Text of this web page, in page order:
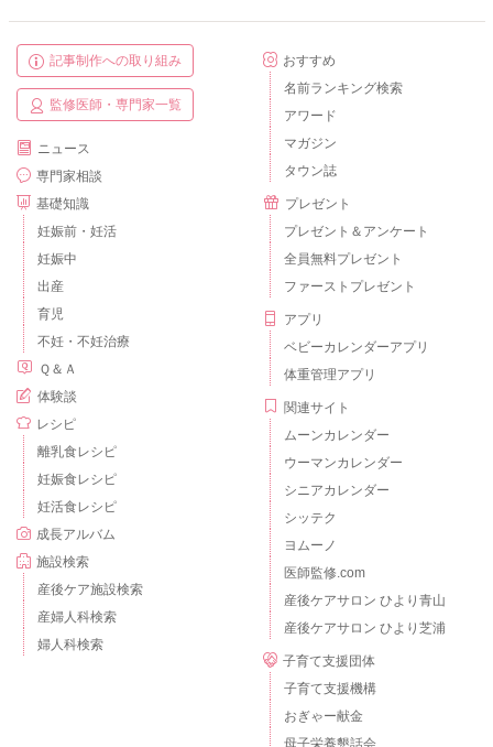
記事制作への取り組み
監修医師・専門家一覧
ニュース
専門家相談
基礎知識
妊娠前・妊活
妊娠中
出産
育児
不妊・不妊治療
Ｑ＆Ａ
体験談
レシピ
離乳食レシピ
妊娠食レシピ
妊活食レシピ
成長アルバム
施設検索
産後ケア施設検索
産婦人科検索
婦人科検索
おすすめ
名前ランキング検索
アワード
マガジン
タウン誌
プレゼント
プレゼント＆アンケート
全員無料プレゼント
ファーストプレゼント
アプリ
ベビーカレンダーアプリ
体重管理アプリ
関連サイト
ムーンカレンダー
ウーマンカレンダー
シニアカレンダー
シッテク
ヨムーノ
医師監修.com
産後ケアサロン ひより青山
産後ケアサロン ひより芝浦
子育て支援団体
子育て支援機構
おぎゃー献金
母子栄養懇話会